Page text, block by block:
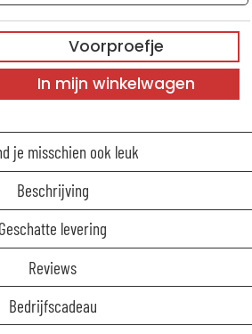
Voorproefje
In mijn winkelwagen
je misschien ook leuk
Beschrijving
Geschatte levering
Reviews
Bedrijfscadeau